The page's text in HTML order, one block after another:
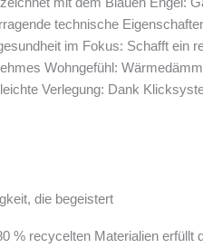
technische
im Fokus: Schafft ein
Wohngefühl:
Verlegung: Dank
die begeistert
% recycelten Materialien